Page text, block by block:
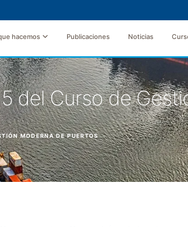
hacemos Publicaciones Noticias
del Curso de
MODERNA DE PUERTOS